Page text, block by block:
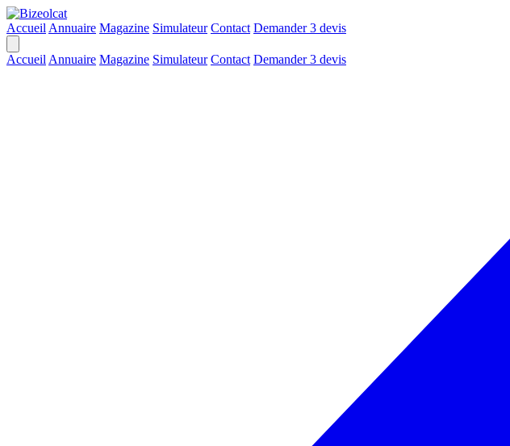
Accueil Annuaire Magazine Simulateur Contact Demander 3 devis
Accueil Annuaire Magazine Simulateur Contact Demander 3 devis